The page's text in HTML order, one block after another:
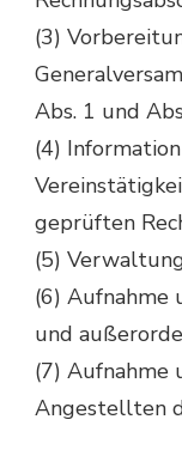
(3)
Abs. 1 und
(4)
geprüften
(5)
(6) Aufnahme
und
(7) Aufnahme
Angestellten